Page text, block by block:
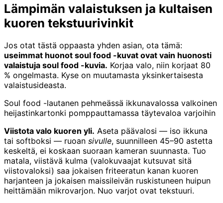
Lämpimän valaistuksen ja kultaisen
kuoren tekstuurivinkit
Jos otat tästä oppaasta yhden asian, ota tämä:
useimmat huonot soul food -kuvat ovat vain huonosti
valaistuja soul food -kuvia. Korjaa valo, niin korjaat 80
% ongelmasta. Kyse on muutamasta yksinkertaisesta
valaistusideasta.
Soul food -lautanen pehmeässä ikkunavalossa valkoinen
heijastinkartonki pomppauttamassa täytevaloa varjoihin
Viistota valo kuoren yli. Aseta päävalosi — iso ikkuna
tai softboksi — ruoan sivulle, suunnilleen 45–90 astetta
keskeltä, ei koskaan suoraan kameran suunnasta. Tuo
matala, viistävä kulma (valokuvaajat kutsuvat sitä
viistovaloksi) saa jokaisen friteeratun kanan kuoren
harjanteen ja jokaisen maissileivän ruskistuneen huipun
heittämään mikrovarjon. Nuo varjot ovat tekstuuri.